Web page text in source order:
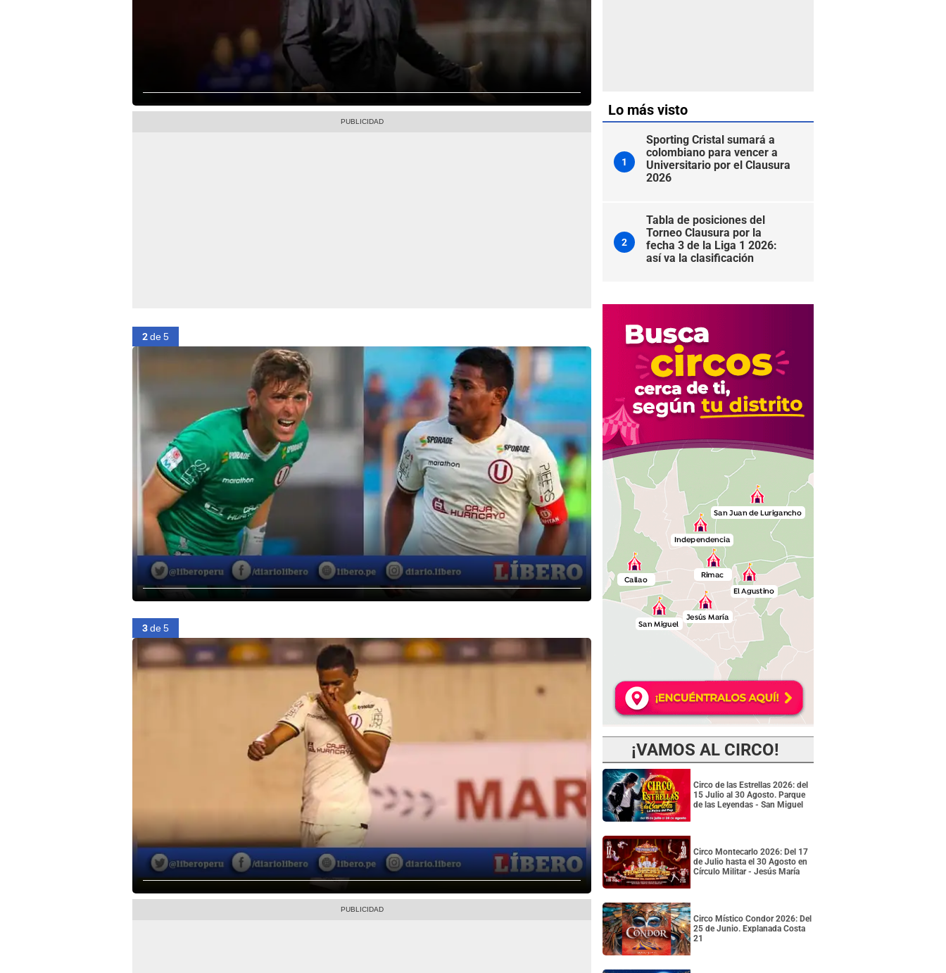
2de 5
3de 5
Lo más visto
1
Sporting Cristal sumará a
colombiano para vencer a
Universitario por el Clausura
2026
2
Tabla de posiciones del
Torneo Clausura por la
fecha 3 de la Liga 1 2026:
así va la clasificación
¡VAMOS AL CIRCO!
Circo de las Estrellas 2026: del
15 Julio al 30 Agosto. Parque
de las Leyendas - San Miguel
Circo Montecarlo 2026: Del 17
de Julio hasta el 30 Agosto en
Círculo Militar - Jesús María
Circo Místico Condor 2026: Del
25 de Junio. Explanada Costa
21